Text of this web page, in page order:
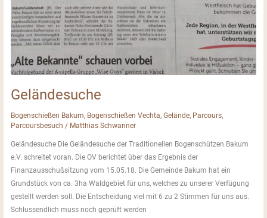
Geländesuche
Bogenschießen Bakum, Bogenschießen Vechta,Gelände, Parcours,
Parcoursbesuch / Matthias Schwanner
Geländesuche Die Geländesuche der Traditionellen Bogenschützen Bakum
e.V. schreitet voran. Die OV berichtet über das Ergebnis der
Finanzausschußsitzung vom 15.05.18. Die Gemeinde Bakum hat ein
Grundstück von ca. 3ha Waldgebiet für uns, welches zu unserer Verfügung
gestellt werden soll. Die Entscheidung viel mit 6 zu 2 Stimmen für uns aus.
Schlussendlich muss noch geprüft werden